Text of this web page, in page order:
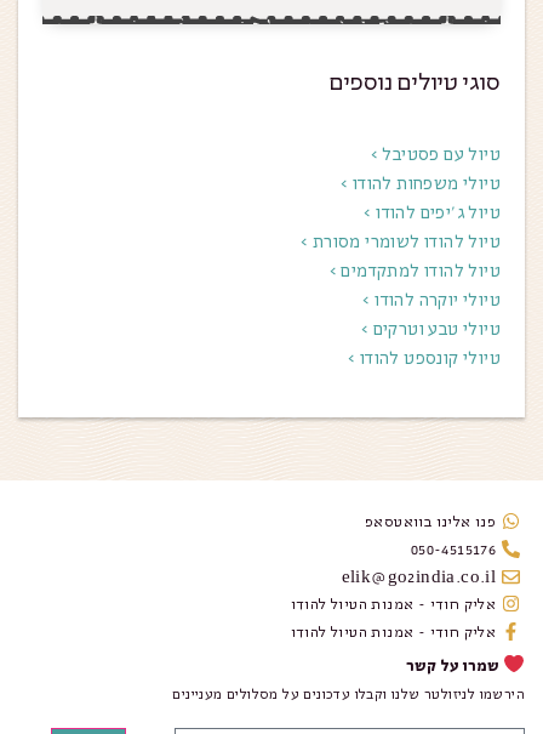
סוגי טיולים נוספים
טיול עם פסטיבל >
טיולי משפחות להודו >
טיול ג׳יפים להודו >
טיול להודו לשומרי מסורת >
טיול להודו למתקדמים >
טיולי יוקרה להודו >
טיולי טבע וטרקים >
טיולי קונספט להודו >
פנו אלינו בוואטסאפ
050-4515176
elik@go2india.co.il
אליק חודי - אמנות הטיול להודו
אליק חודי - אמנות הטיול להודו
שמרו על קשר
הירשמו לניזולטר שלנו וקבלו עדכונים על מסלולים מעניינים